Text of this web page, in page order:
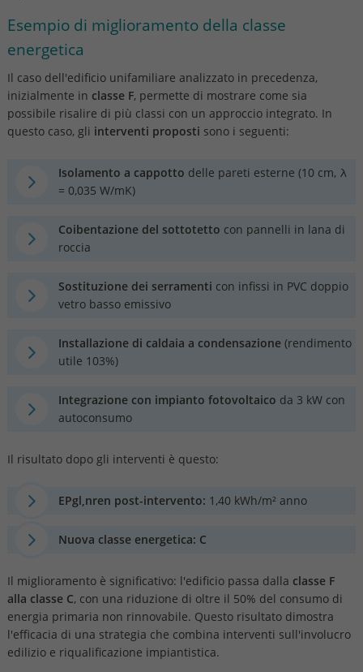
Esempio di miglioramento della classe
energetica
Il caso dell'edificio unifamiliare analizzato in precedenza,
inizialmente in classe F, permette di mostrare come sia
possibile risalire di più classi con un approccio integrato. In
questo caso, gli interventi proposti sono i seguenti:
Isolamento a cappotto delle pareti esterne (10 cm, λ
= 0,035 W/mK)
Coibentazione del sottotetto con pannelli in lana di
roccia
Sostituzione dei serramenti con infissi in PVC doppio
vetro basso emissivo
Installazione di caldaia a condensazione (rendimento
utile 103%)
Integrazione con impianto fotovoltaico da 3 kW con
autoconsumo
Il risultato dopo gli interventi è questo:
EPgl,nren post-intervento: 1,40 kWh/m² anno
Nuova classe energetica: C
Il miglioramento è significativo: l'edificio passa dalla classe F
alla classe C, con una riduzione di oltre il 50% del consumo di
energia primaria non rinnovabile. Questo risultato dimostra
l'efficacia di una strategia che combina interventi sull'involucro
edilizio e riqualificazione impiantistica.